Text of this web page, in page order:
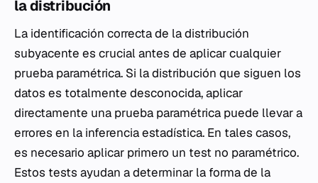
la distribución
La identificación correcta de la distribución
subyacente es crucial antes de aplicar cualquier
prueba paramétrica. Si la distribución que siguen los
datos es totalmente desconocida, aplicar
directamente una prueba paramétrica puede llevar a
errores en la inferencia estadística. En tales casos,
es necesario aplicar primero un test no paramétrico.
Estos tests ayudan a determinar la forma de la